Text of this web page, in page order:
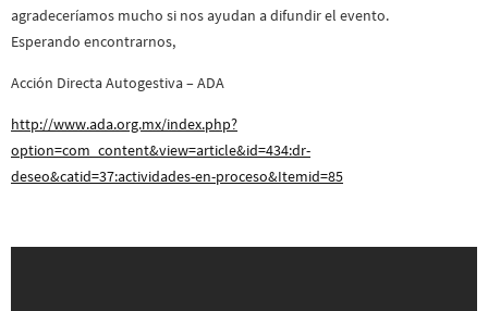
agradeceríamos mucho si nos ayudan a difundir el evento.
Esperando encontrarnos,
Acción Directa Autogestiva – ADA
http://www.ada.org.mx/index.php?
option=com_content&view=article&id=434:dr-
deseo&catid=37:actividades-en-proceso&Itemid=85